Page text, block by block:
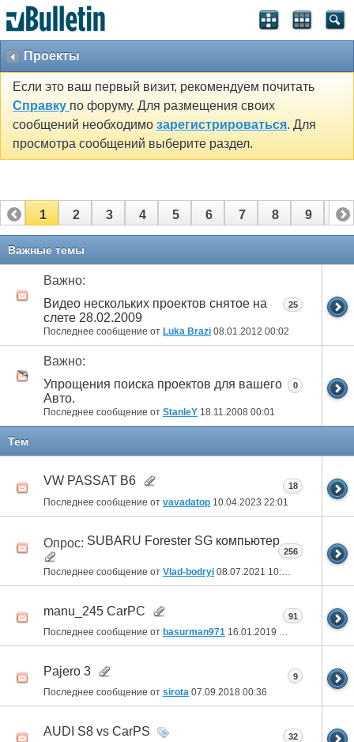
Проекты
Если это ваш первый визит, рекомендуем почитать
Справку по форуму. Для размещения своих
сообщений необходимо зарегистрироваться. Для
просмотра сообщений выберите раздел.
1 2 3 4 5 6 7 8 9 10
11 12
Важные темы
Важно:
Видео нескольких проектов снятое на
слете 28.02.2009
Последнее сообщение от Luka Brazi 08.01.2012 00:02
25
Важно:
Упрощения поиска проектов для вашего
Авто.
Последнее сообщение от StanleY 18.11.2008 00:01
0
Тем
VW PASSAT B6
Последнее сообщение от vavadatop 10.04.2023 22:01
18
Опрос: SUBARU Forester SG компьютер
Последнее сообщение от Vlad-bodryi 08.07.2021 10:55
256
manu_245 CarPC
Последнее сообщение от basurman971 16.01.2019 08:15
91
Pajero 3
Последнее сообщение от sirota 07.09.2018 00:36
9
AUDI S8 vs CarPS 32